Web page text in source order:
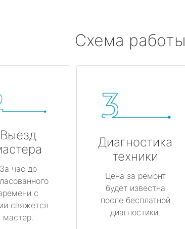
Схема работы
Выезд
За час до
с
свяжется
мастер.
Диагностика
техники
Цена за ремонт
будет известна
после бесплатной
диагностики.